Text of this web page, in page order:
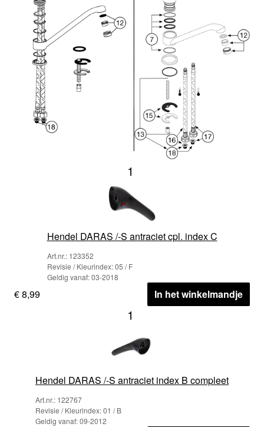
1
Hendel DARAS /-S antraciet cpl. index C
Art.nr.: 123352
Revisie / Kleurindex: 05 / F
Geldig vanaf: 03-2018
€ 8,99 In het winkelmandje
1
Hendel DARAS /-S antraciet index B compleet
Art.nr.: 122767
Revisie / Kleurindex: 01 / B
Geldig vanaf: 09-2012